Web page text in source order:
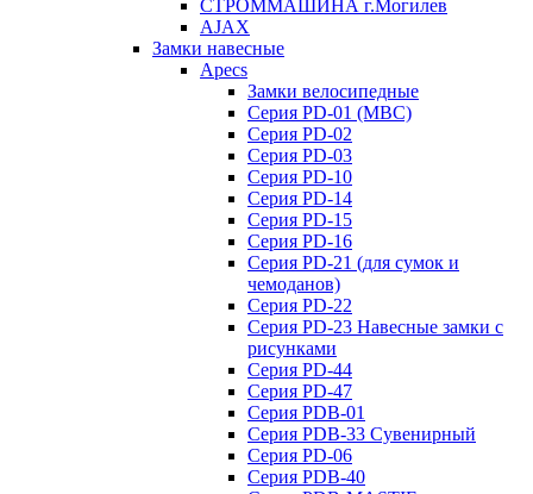
СТРОММАШИНА г.Могилев
AJAX
Замки навесные
Apecs
Замки велосипедные
Серия PD-01 (МВС)
Серия PD-02
Серия PD-03
Серия PD-10
Серия PD-14
Серия PD-15
Серия PD-16
Серия PD-21 (для сумок и
чемоданов)
Серия PD-22
Серия PD-23 Навесные замки с
рисунками
Серия PD-44
Серия PD-47
Серия PDB-01
Серия PDB-33 Сувенирный
Серия PD-06
Серия PDB-40